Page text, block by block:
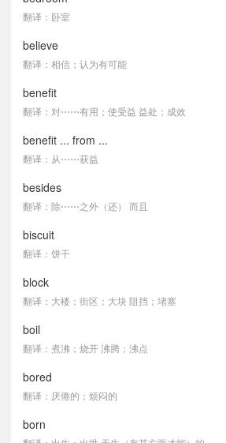
翻译：卧室
believe
翻译：相信；认为有可能
benefit
翻译：对⋯⋯有用；使受益 益处；成效
benefit ... from ...
翻译：从⋯⋯获益
besides
翻译：除⋯⋯之外（还） 而且
biscuit
翻译：饼干
block
翻译：大楼；街区；大块 阻挡；堵塞
boil
翻译：煮沸；烧开 沸腾；沸点
bored
翻译：厌倦的；烦闷的
born